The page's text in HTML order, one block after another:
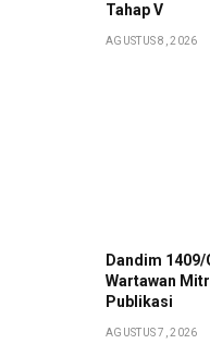
Tahap V
AGUSTUS 8, 2026
Dandim
Wartawan
Publikasi
AGUSTUS 7, 2026